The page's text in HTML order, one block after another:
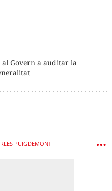
Govern a auditar la
PUIGDEMONT